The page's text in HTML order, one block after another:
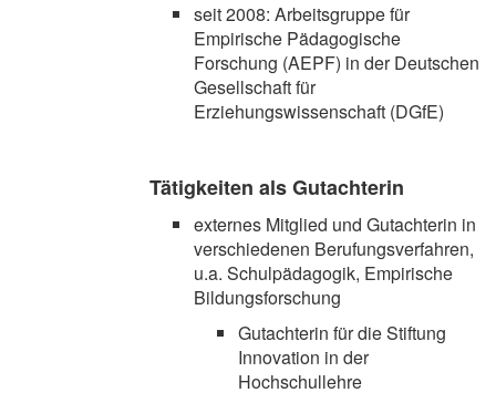
seit 2008: Arbeitsgruppe für
Empirische Pädagogische
Forschung (AEPF) in der Deutschen
Gesellschaft für
Erziehungswissenschaft (DGfE)
Tätigkeiten als Gutachterin
externes Mitglied und Gutachterin in
verschiedenen Berufungsverfahren,
u.a. Schulpädagogik, Empirische
Bildungsforschung
Gutachterin für die Stiftung
Innovation in der
Hochschullehre